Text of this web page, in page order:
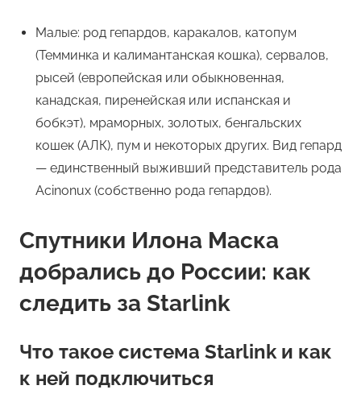
Малые: род гепардов, каракалов, катопум
(Темминка и калимантанская кошка), сервалов,
рысей (европейская или обыкновенная,
канадская, пиренейская или испанская и
бобкэт), мраморных, золотых, бенгальских
кошек (АЛК), пум и некоторых других. Вид гепард
— единственный выживший представитель рода
Acinonux (собственно рода гепардов).
Спутники Илона Маска
добрались до России: как
следить за Starlink
Что такое система Starlink и как
к ней подключиться